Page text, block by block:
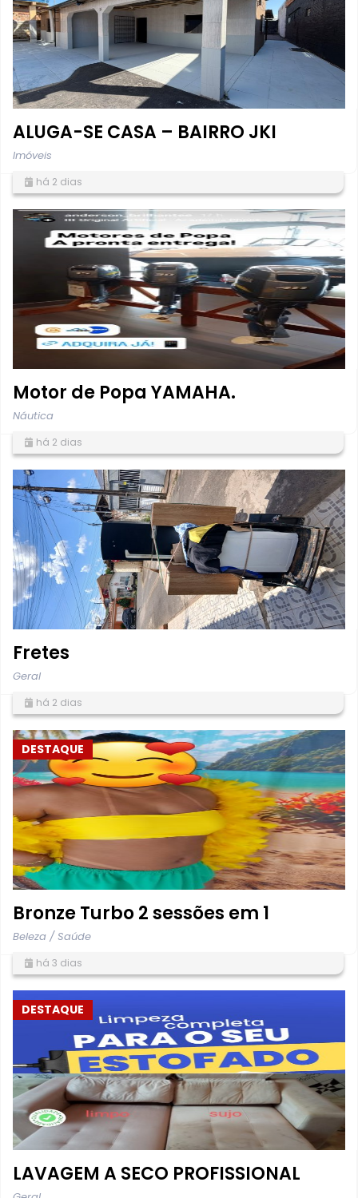
ALUGA-SE CASA – BAIRRO JKI
Imóveis
há 2 dias
Motor de Popa YAMAHA.
Náutica
há 2 dias
Fretes
Geral
há 2 dias
DESTAQUE
Bronze Turbo 2 sessões em 1
Beleza / Saúde
há 3 dias
DESTAQUE
LAVAGEM A SECO PROFISSIONAL